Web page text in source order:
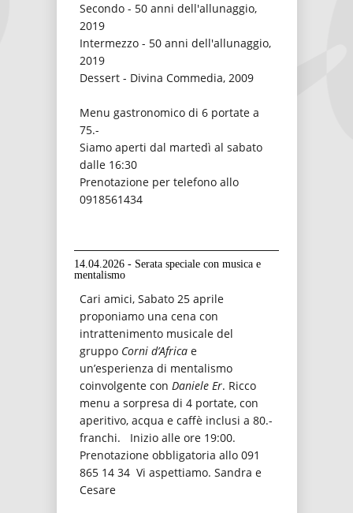
Secondo - 50 anni dell'allunaggio,
2019
Intermezzo - 50 anni dell'allunaggio,
2019
Dessert - Divina Commedia, 2009
Menu gastronomico di 6 portate a
75.-
Siamo aperti dal martedì al sabato
dalle 16:30
Prenotazione per telefono allo
0918561434
14.04.2026 - Serata speciale con musica e
mentalismo
Cari amici, Sabato 25 aprile
proponiamo una cena con
intrattenimento musicale del
gruppo Corni d’Africa e
un’esperienza di mentalismo
coinvolgente con Daniele Er. Ricco
menu a sorpresa di 4 portate, con
aperitivo, acqua e caffè inclusi a 80.-
franchi. Inizio alle ore 19:00.
Prenotazione obbligatoria allo 091
865 14 34 Vi aspettiamo. Sandra e
Cesare